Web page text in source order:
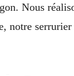
Nous
notre